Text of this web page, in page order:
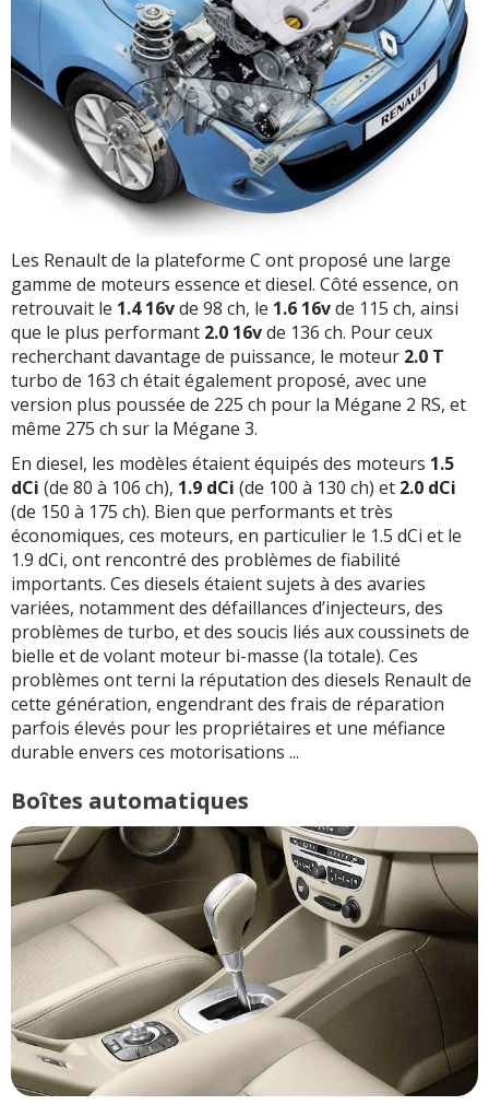
Les Renault de la plateforme C ont proposé une large
gamme de moteurs essence et diesel. Côté essence, on
retrouvait le 1.4 16vde 98 ch, le 1.6 16vde 115 ch, ainsi
que le plus performant 2.0 16vde 136 ch. Pour ceux
recherchant davantage de puissance, le moteur 2.0 T
turbo de 163 ch était également proposé, avec une
version plus poussée de 225 ch pour la Mégane 2 RS, et
même 275 ch sur la Mégane 3.
En diesel, les modèles étaient équipés des moteurs 1.5
dCi (de 80 à 106 ch), 1.9 dCi (de 100 à 130 ch) et 2.0 dCi
(de 150 à 175 ch). Bien que performants et très
économiques, ces moteurs, en particulier le 1.5 dCi et le
1.9 dCi, ont rencontré des problèmes de fiabilité
importants. Ces diesels étaient sujets à des avaries
variées, notamment des défaillances d’injecteurs, des
problèmes de turbo, et des soucis liés aux coussinets de
bielle et de volant moteur bi-masse (la totale). Ces
problèmes ont terni la réputation des diesels Renault de
cette génération, engendrant des frais de réparation
parfois élevés pour les propriétaires et une méfiance
durable envers ces motorisations ...
Boîtes automatiques